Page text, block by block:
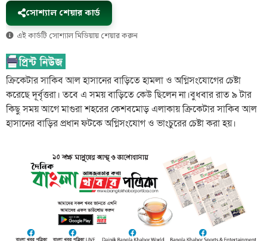
সোশ্যাল শেয়ার কার্ড
এই কার্ডটি সোশ্যাল মিডিয়ায় শেয়ার করুন
ক্রিকেটার সাকিব আল হাসানের বাড়িতে হামলা ও অগ্নিসংযোগের চেষ্টা
করেছে দূর্বৃত্তরা। তবে এ সময় বাড়িতে কেউ ছিলেন না।বুধবার রাত ৯ টার
কিছু সময় আগে মাগুরা শহরের কেশবমোড় এলাকায় ক্রিকেটার সাকিব আল
হাসানের বাড়ির প্রধান ফটকে অগ্নিসংযোগ ও ভাংচুরের চেষ্টা করা হয়।